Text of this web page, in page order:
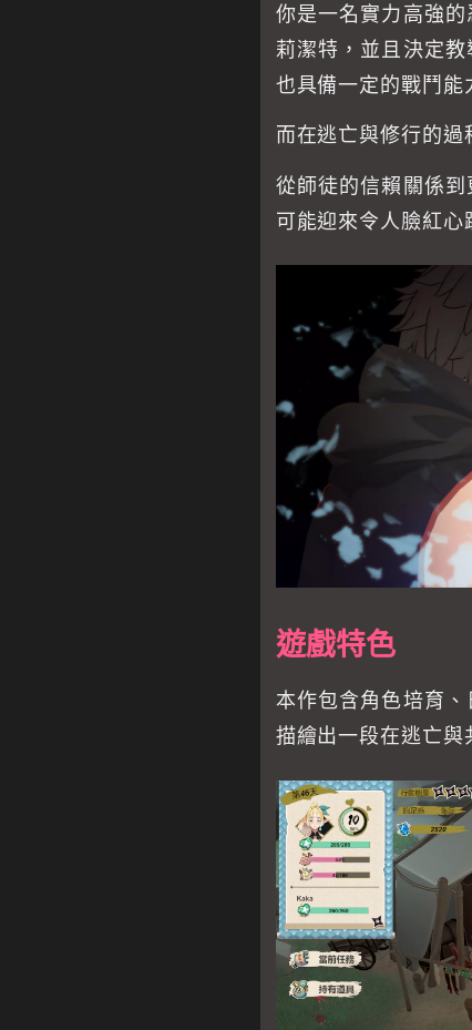
你是一名實力高強
莉潔特，並且決定
也具備一定的戰鬥能
而在逃亡與修行的
從師徒的信賴關係
可能迎來令人臉紅心
遊戲特色
本作包含角色培育
描繪出一段在逃亡與